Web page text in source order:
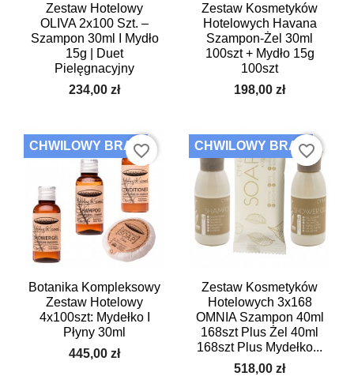
Zestaw Hotelowy
OLIVA 2x100 Szt. –
Szampon 30ml I Mydło
15g | Duet
Pielęgnacyjny
234,00 zł
Zestaw Kosmetyków
Hotelowych Havana
Szampon-Żel 30ml
100szt + Mydło 15g
100szt
198,00 zł
Botanika Kompleksowy
Zestaw Hotelowy
4x100szt: Mydełko I
Płyny 30ml
445,00 zł
CHWILOWY BRAKfavorite_border
Zestaw Kosmetyków
Hotelowych 3x168
OMNIA Szampon 40ml
168szt Plus Żel 40ml
168szt Plus Mydełko...
518,00 zł
CHWILOWY BRAKfavorite_border